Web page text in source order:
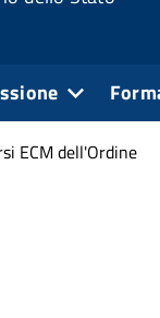
ECM dell'Ordine